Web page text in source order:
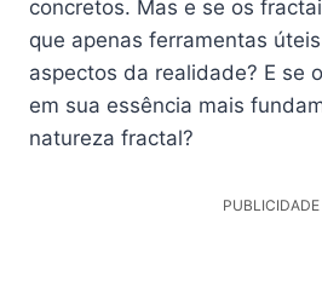
concretos. Mas e se os
que apenas ferramentas
aspectos da realidade? E se
em sua essência mais
natureza fractal?
PUBLICIDADE